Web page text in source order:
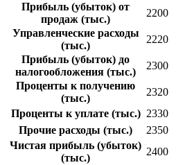
Прибыль (убыток) от
продаж (тыс.)
2200
Управленческие расходы
(тыс.)
2220
Прибыль (убыток) до
налогообложения (тыс.)
2300
Проценты к получению
(тыс.)
2320
Проценты к уплате (тыс.) 2330
Прочие расходы (тыс.)
2350
Чистая прибыль (убыток)
(тыс.)
2400